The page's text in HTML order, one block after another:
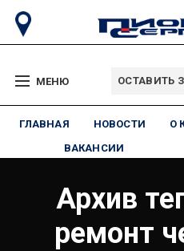
МЕНЮ ОСТАВИТЬ
ГЛАВНАЯ НОВОСТИ О
ВАКАНСИИ
Архив
ремонт